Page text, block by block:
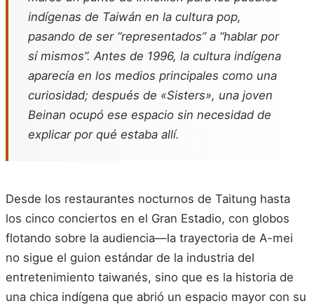
indígenas de Taiwán en la cultura pop,
pasando de ser “representados” a “hablar por
sí mismos”. Antes de 1996, la cultura indígena
aparecía en los medios principales como una
curiosidad; después de «Sisters», una joven
Beinan ocupó ese espacio sin necesidad de
explicar por qué estaba allí.
Desde los restaurantes nocturnos de Taitung hasta
los cinco conciertos en el Gran Estadio, con globos
flotando sobre la audiencia—la trayectoria de A-mei
no sigue el guion estándar de la industria del
entretenimiento taiwanés, sino que es la historia de
una chica indígena que abrió un espacio mayor con su